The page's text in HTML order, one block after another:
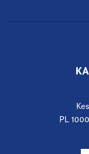
PL